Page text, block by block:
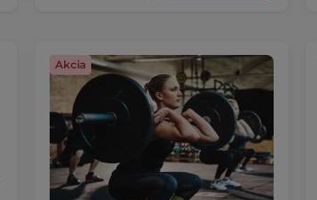
Akcia